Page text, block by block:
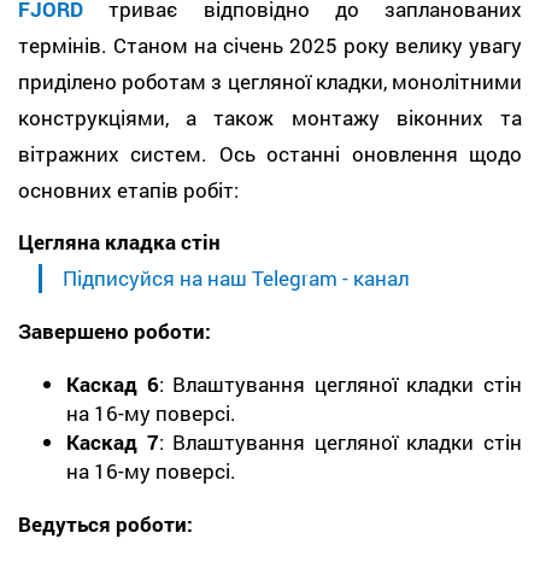
FJORD триває відповідно до запланованих
термінів. Станом на січень 2025 року велику увагу
приділено роботам з цегляної кладки, монолітними
конструкціями, а також монтажу віконних та
вітражних систем. Ось останні оновлення щодо
основних етапів робіт:
Цегляна кладка стін
Підписуйся на наш Telegram - канал
Завершено роботи:
Каскад 6: Влаштування цегляної кладки стін
на 16-му поверсі.
Каскад 7: Влаштування цегляної кладки стін
на 16-му поверсі.
Ведуться роботи: